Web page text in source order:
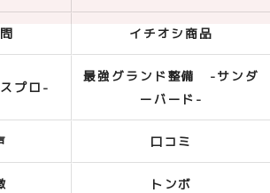
イチオシ商品
プロ-
最強グランド整備 -サンダ
ーバード-
口コミ
トンボ